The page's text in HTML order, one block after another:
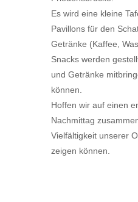
Es wird eine kleine
Pavillons für den
Getränke (Kaffee,
Snacks werden
und Getränke
können.
Hoffen wir auf einen
Nachmittag
Vielfältigkeit unserer
zeigen können.